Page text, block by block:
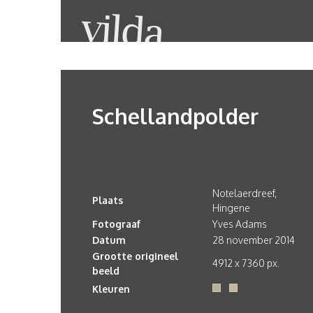
Schellandpolder
Plaats
Notelaerdreef,
Hingene
Fotograaf
Yves Adams
Datum
28 november 2014
Grootte origineel
beeld
4912 x 7360 px.
Kleuren